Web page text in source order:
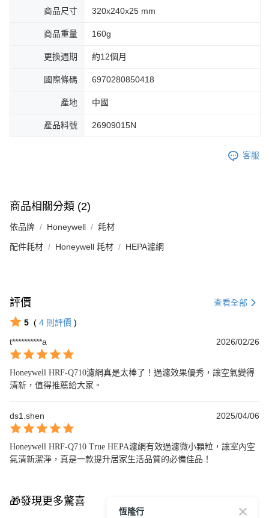
商品尺寸 320x240x25 mm
商品重量 160g
更換週期 約12個月
國際條碼 6970280850418
產地 中國
產品料號 26909015N
客服
商品相關分類 (2)
依品牌 Honeywell 耗材
配件耗材 Honeywell 耗材 HEPA濾網
評價 查看全部
5 ( 4 則評價 )
t**********a
2026/02/26
Honeywell HRF-Q710濾網真是太棒了！過濾效果優秀，讓空氣變得
清新，值得推薦給大家。
ds1.shen 2025/04/06
Honeywell HRF-Q710 True HEPA濾網有效過濾微小顆粒，讓室內空
氣清新潔淨，真是一款提升居家生活品質的必備佳品！
🎁發現更多驚喜
恆隆行